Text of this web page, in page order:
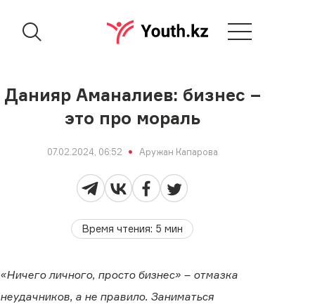
Данияр Аманалиев: бизнес –
это про мораль
07.02.2024, 06:52 Аружан Капарова
Время чтения: 5 мин
«‎Ничего личного, просто бизнес» – отмазка
неудачников, а не правило. Заниматься